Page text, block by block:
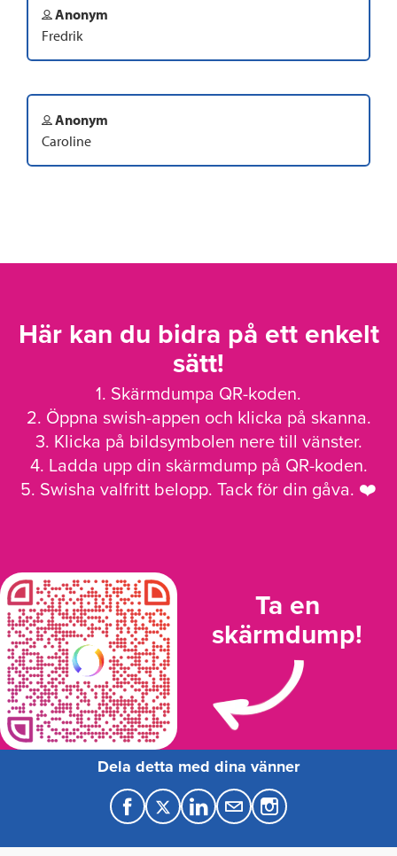
Anonym
Fredrik
Anonym
Caroline
Här kan du bidra på ett enkelt
sätt!
1. Skärmdumpa QR-koden.
2. Öppna swish-appen och klicka på skanna.
3. Klicka på bildsymbolen nere till vänster.
4. Ladda upp din skärmdump på QR-koden.
5. Swisha valfritt belopp. Tack för din gåva. ❤️
Ta en
skärmdump!
Dela detta med dina vänner
F
a
T
w
L
i
M
a